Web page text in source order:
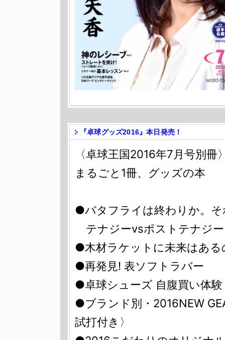
『卓球グッズ2016』本日発売！
〈卓球王国2016年7月号別冊
まるごと1冊、グッズの本
●バタフライは終わりか。
テナジーvsポストテナジ
●木材ラケットに未来はある
●再発見! 表ソフトラバー
●卓球シューズ 自腹買い体
●ブランド別・2016NEW
試打付き〉